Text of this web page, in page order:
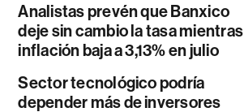
Analistas prevén que Banxico
deje sin cambio la tasa mientras
inflación baja a 3,13% en julio
Sector tecnológico podría
depender más de inversores